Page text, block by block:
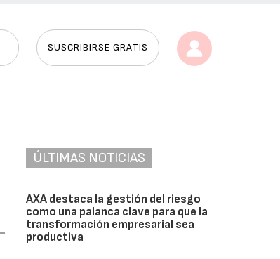
SUSCRIBIRSE GRATIS
ÚLTIMAS NOTICIAS
AXA destaca la gestión del riesgo
como una palanca clave para que la
transformación empresarial sea
productiva